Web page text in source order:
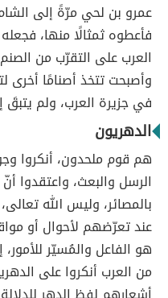
عمرو بن لحي مرّةً إلى
فأعطوه ثمثالًا منها،
العرب على التقرّب من
وأصبحت تتخذ أصنامًا أخرى
في جزيرة العرب، ولم يتبقَ
الدهريون
هم قوم ملحدون، أنكروا
الرسل والبعث، واعتقدوا أنّ
بالمصائر، وليس الله
عند تعرّضهم لأحوال أو
هو الفاعل والمُسيّر
من العرب أنكروا على